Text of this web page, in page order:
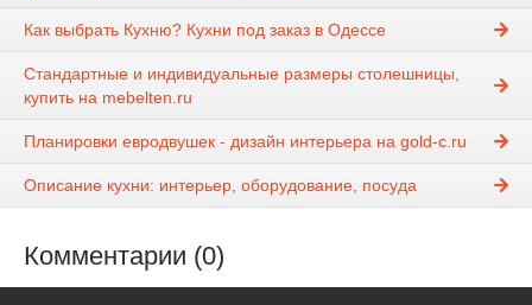
Как выбрать Кухню? Кухни под заказ в Одессе
Стандартные и индивидуальные размеры столешницы,
купить на mebelten.ru
Планировки евродвушек - дизайн интерьера на gold-c.ru
Описание кухни: интерьер, оборудование, посуда
Комментарии (0)